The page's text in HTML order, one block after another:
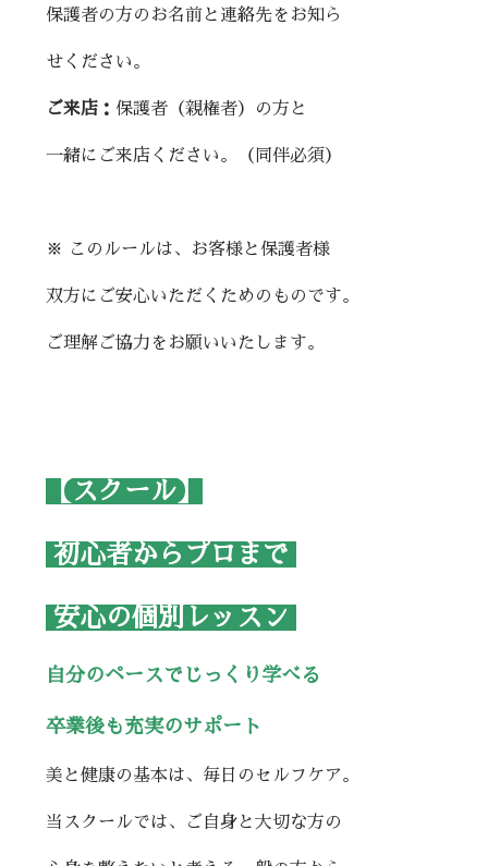
保護者の方のお名前と連絡先をお知ら
せください。
ご来店： 保護者（親権者）の方と
一緒にご来店ください。（同伴必須）
※ このルールは、お客様と保護者様
双方にご安心いただくためのものです。
ご理解ご協力をお願いいたします。
【スクール】
初心者からプロまで
安心の個別レッスン
自分のペースでじっくり学べる
卒業後も充実のサポート
美と健康の基本は、毎日のセルフケア。
当スクールでは、ご自身と大切な方の